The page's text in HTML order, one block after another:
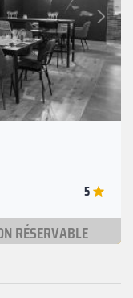
Suivant
5
RÉSERVABLE